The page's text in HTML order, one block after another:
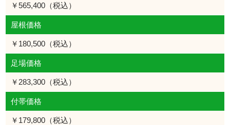
￥565,400（税込）
屋根価格
￥180,500（税込）
足場価格
￥283,300（税込）
付帯価格
￥179,800（税込）